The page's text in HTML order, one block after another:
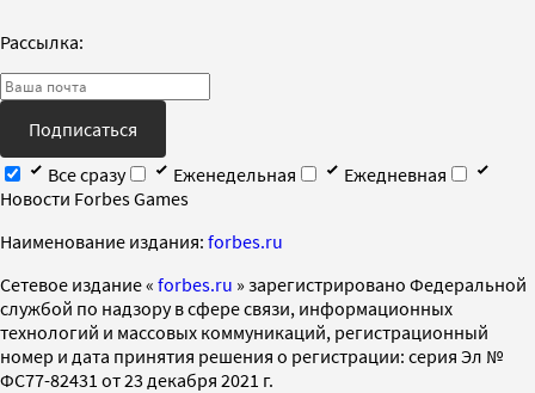
Рассылка:
Подписаться
Все сразу
Еженедельная
Ежедневная
Новости Forbes Games
Наименование издания: forbes.ru
Cетевое издание « forbes.ru » зарегистрировано Федеральной
службой по надзору в сфере связи, информационных
технологий и массовых коммуникаций, регистрационный
номер и дата принятия решения о регистрации: серия Эл №
ФС77-82431 от 23 декабря 2021 г.